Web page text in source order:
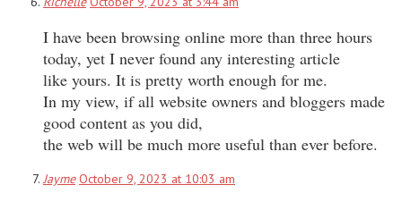
I have been browsing online more than three hours
today, yet I never found any interesting article
like yours. It is pretty worth enough for me.
In my view, if all website owners and bloggers made
good content as you did,
the web will be much more useful than ever before.
Jayme October 9, 2023 at 10:03 am